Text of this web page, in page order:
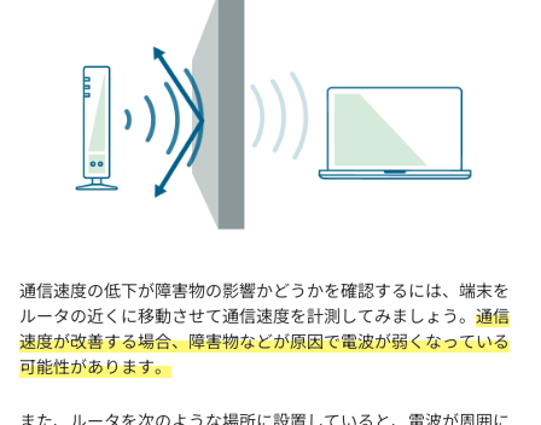
通信速度の低下が障害物の影響かどうかを確認するには、端末を
ルータの近くに移動させて通信速度を計測してみましょう。 通信
速度が改善する場合、障害物などが原因で電波が弱くなっている
可能性があります。